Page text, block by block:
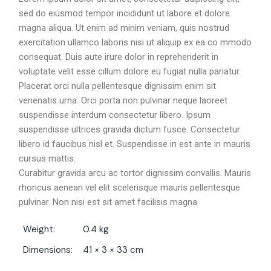
sed do eiusmod tempor incididunt ut labore et dolore
magna aliqua. Ut enim ad minim veniam, quis nostrud
exercitation ullamco laboris nisi ut aliquip ex ea co mmodo
consequat. Duis aute irure dolor in reprehenderit in
voluptate velit esse cillum dolore eu fugiat nulla pariatur.
Placerat orci nulla pellentesque dignissim enim sit
venenatis urna. Orci porta non pulvinar neque laoreet
suspendisse interdum consectetur libero. Ipsum
suspendisse ultrices gravida dictum fusce. Consectetur
libero id faucibus nisl et. Suspendisse in est ante in mauris
cursus mattis.
Curabitur gravida arcu ac tortor dignissim convallis. Mauris
rhoncus aenean vel elit scelerisque mauris pellentesque
pulvinar. Non nisi est sit amet facilisis magna.
Weight
0.4 kg
Dimensions
41 × 3 × 33 cm